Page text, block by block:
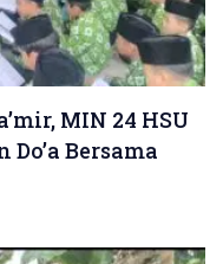
MIN 24 HSU
Bersama